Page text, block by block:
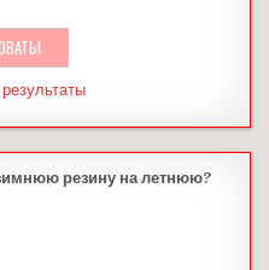
резину на летнюю?